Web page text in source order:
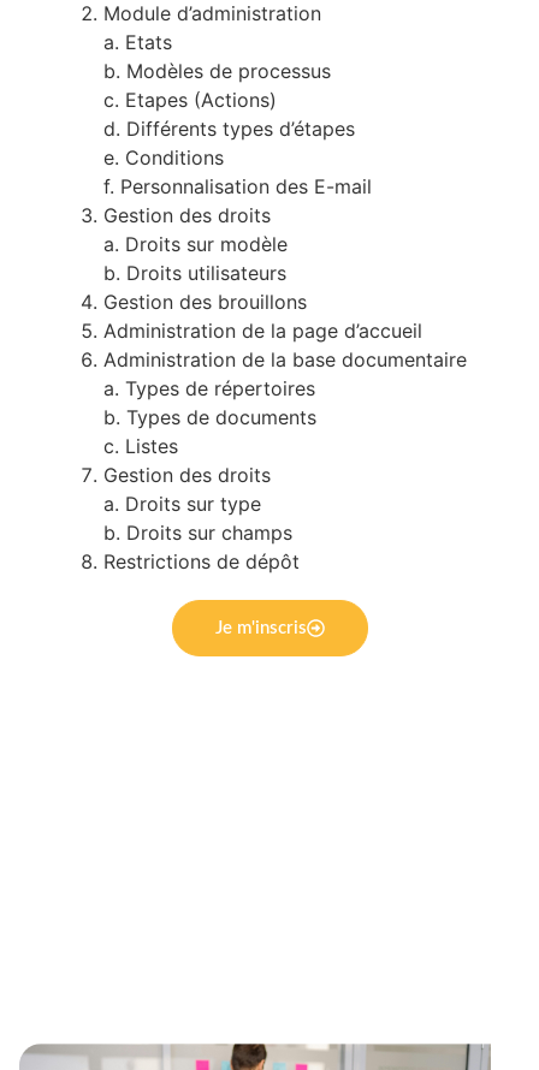
Module d’administration
a. Etats
b. Modèles de processus
c. Etapes (Actions)
d. Différents types d’étapes
e. Conditions
f. Personnalisation des E-mail
Gestion des droits
a. Droits sur modèle
b. Droits utilisateurs
Gestion des brouillons
Administration de la page d’accueil
Administration de la base documentaire
a. Types de répertoires
b. Types de documents
c. Listes
Gestion des droits
a. Droits sur type
b. Droits sur champs
Restrictions de dépôt
Je m'inscris